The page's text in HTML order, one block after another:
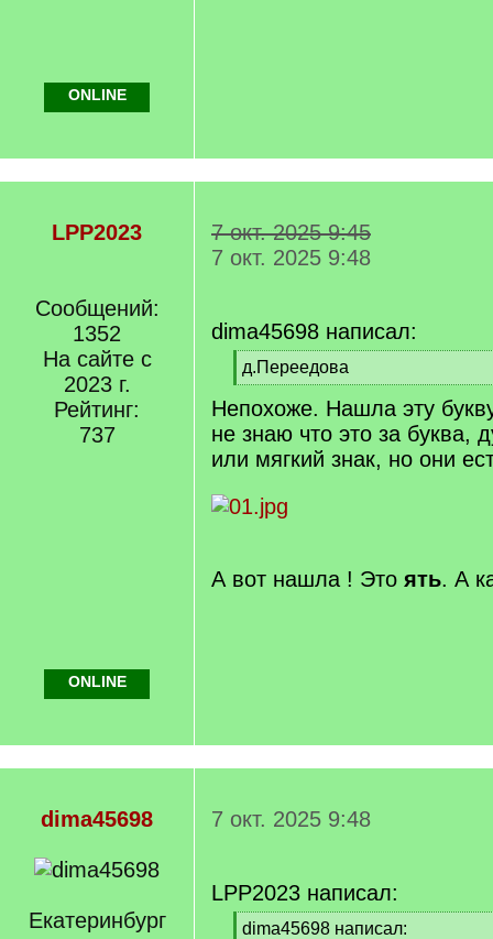
ONLINE
LPP2023
Сообщений:
1352
На сайте с
2023 г.
Рейтинг:
737
7 окт. 2025 9:45
7 окт. 2025 9:48
dima45698 написал:
[
q
]
д.Переедова
[
/
q
]
Непохоже. Нашла эту
не знаю что это за буква,
или мягкий знак, но они
А вот нашла ! Это ять. А
ONLINE
dima45698
Екатеринбург
7 окт. 2025 9:48
LPP2023 написал:
[dima45698 написал: